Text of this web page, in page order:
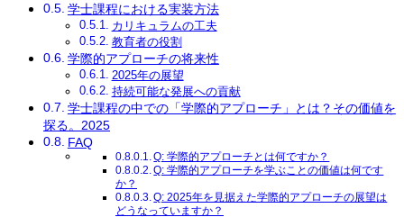
学士課程における実装方法
カリキュラムの工夫
教育者の役割
学際的アプローチの将来性
2025年の展望
持続可能な発展への貢献
学士課程の中での「学際的アプローチ」とは？その価値を
探る。2025
FAQ
Q: 学際的アプローチとは何ですか？
Q: 学際的アプローチを学ぶことの価値は何です
か？
Q: 2025年を見据えた学際的アプローチの展望は
どうなっていますか？